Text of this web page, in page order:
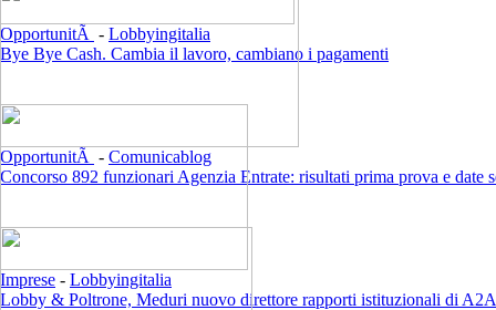
OpportunitÃ - Lobbyingitalia
Bye Bye Cash. Cambia il lavoro, cambiano i pagamenti
OpportunitÃ - Comunicablog
Concorso 892 funzionari Agenzia Entrate: risultati prima prova e date
Imprese - Lobbyingitalia
Lobby & Poltrone, Meduri nuovo direttore rapporti istituzionali di A2A